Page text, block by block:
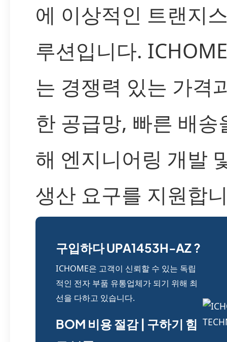
에 이상적인 트랜지
루션입니다.
는 경쟁력 있는 가격
한 공급망, 빠른 배송
해 엔지니어링 개발
생산 요구를 지원합
구입하다 UPA1453H-AZ ?
ICHOME은 고객이 신뢰할 수 있는 독립
적인 전자 부품 유통업체가 되기 위해 최
선을 다하고 있습니다.
BOM 비용 절감 | 구하기 힘